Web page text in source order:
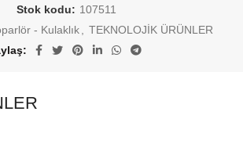
Stok kodu: 107511
- Kulaklık , TEKNOLOJİK ÜRÜNLER